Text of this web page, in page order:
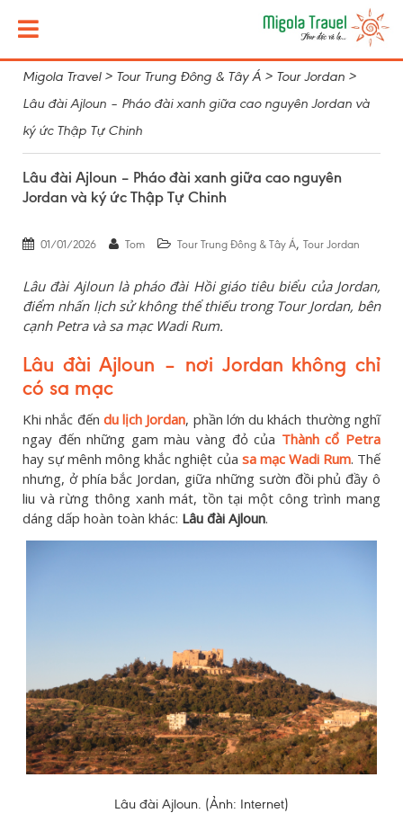
Migola Travel> Tour Trung Đông & Tây Á > Tour Jordan >
Lâu đài Ajloun – Pháo đài xanh giữa cao nguyên Jordan và
ký ức Thập Tự Chinh
Lâu đài Ajloun – Pháo đài xanh giữa cao nguyên
Jordan và ký ức Thập Tự Chinh
01/01/2026 Tom Tour Trung Đông & Tây Á, Tour Jordan
Lâu đài Ajloun là pháo đài Hồi giáo tiêu biểu của Jordan,
điểm nhấn lịch sử không thể thiếu trong Tour Jordan, bên
cạnh Petra và sa mạc Wadi Rum.
Lâu đài Ajloun – nơi Jordan không chỉ
có sa mạc
Khi nhắc đến du lịch Jordan, phần lớn du khách thường nghĩ
ngay đến những gam màu vàng đỏ của Thành cổ Petra
hay sự mênh mông khắc nghiệt của sa mạc Wadi Rum. Thế
nhưng, ở phía bắc Jordan, giữa những sườn đồi phủ đầy ô
liu và rừng thông xanh mát, tồn tại một công trình mang
dáng dấp hoàn toàn khác: Lâu đài Ajloun.
Lâu đài Ajloun. (Ảnh: Internet)